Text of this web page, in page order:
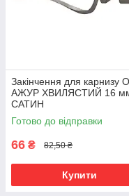
Закінчення для карнизу
АЖУР ХВИЛЯСТИЙ 16
САТИН
Готово до відправки
66 ₴ 82,50 ₴
Купити